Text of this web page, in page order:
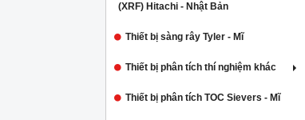
(XRF) Hitachi - Nhật Bản
Thiết bị sàng rây Tyler - Mĩ
Thiết bị phân tích thí nghiệm khác
Thiết bị phân tích TOC Sievers - Mĩ